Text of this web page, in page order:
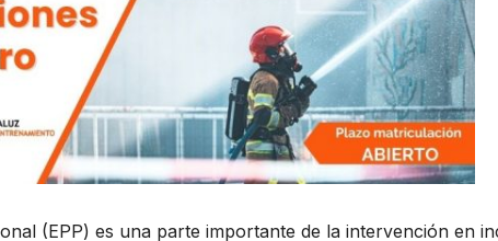
(EPP) es una parte importante de la intervención en